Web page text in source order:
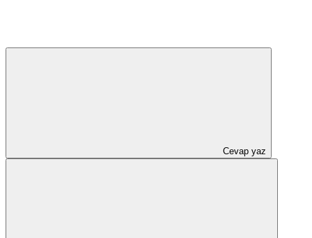
Cevap yaz